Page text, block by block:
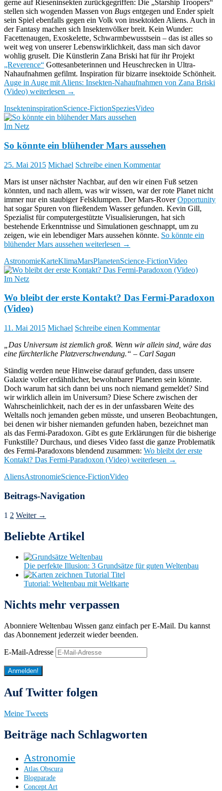
gerne auf Rieseninsekten zurückgegriffen: Die „Starship Troopers“
stellen sich wogenden Massen von Bugs entgegen und Ender spielt
sein Spiel ebenfalls gegen ein Volk von insektoiden Aliens. Auch in
der Fantasy machen sich Insektenvölker breit. Kein Wunder:
Facettenaugen, Exoskelette, Schwarmbewusstsein – das ist alles so
weit weg von unserer Lebenswirklichkeit, dass man sich davor
wohlig gruselt. Die Künstlerin Zana Briski hat für ihr Projekt
„Reverence“ Gottesanbeterinnen und Heuschrecken in Ultra-
Nahaufnahmen gefilmt. Inspiration für bizarre insektoide Schönheit.
Auge in Auge mit Aliens: Insekten-Nahaufnahmen von Zana Briski
(Video) weiterlesen →
InsekteninspirationScience-FictionSpeziesVideo
Im Netz
So könnte ein blühender Mars aussehen
25. Mai 2015 Michael Schreibe einen Kommentar
Mars ist unser nächster Nachbar, auf den wir einen Fuß setzen
könnten, und nach allem, was wir wissen, war der rote Planet nicht
immer nur ein staubiger Felsklumpen. Der Mars-RoverOpportunity
hat sogar Spuren von fließendem Wasser gefunden. Kevin Gill,
Spezialist für computergestützte Visualisierungen, hat sich
bestehende Erkenntnisse und Simulationen geschnappt, um zu
zeigen, wie ein lebendiger Mars aussehen könnte. So könnte ein
blühender Mars aussehen weiterlesen →
AstronomieKarteKlimaMarsPlanetenScience-FictionVideo
Im Netz
Wo bleibt der erste Kontakt? Das Fermi-Paradoxon
(Video)
11. Mai 2015 Michael Schreibe einen Kommentar
„Das Universum ist ziemlich groß. Wenn wir allein sind, wäre das
eine fürchterliche Platzverschwendung.“ – Carl Sagan
Ständig werden neue Hinweise darauf gefunden, dass unsere
Galaxie voller erdähnlicher, bewohnbarer Planeten sein könnte.
Doch warum hat sich dann bei uns noch niemand gemeldet? Sind
wir wirklich allein im Universum? Diese Schere zwischen der
Wahrscheinlichkeit, nach der es in der unfassbaren Weite des
Weltalls noch jemanden geben müsste, und unseren Beobachtungen,
bei denen wir bisher niemanden gefunden haben, bezeichnet man
als das Fermi-Paradoxon. Gibt es gute Erklärungen für die bisherige
Funkstille? Durchaus, und dieses Video fasst die ganze Problematik
des Fermi-Paradoxons blendend zusammen: Wo bleibt der erste
Kontakt? Das Fermi-Paradoxon (Video) weiterlesen →
AliensAstronomieScience-FictionVideo
Beitrags-Navigation
1 2 Weiter →
Beliebte Artikel
Die perfekte Illusion: 3 Grundsätze für guten Weltenbau
Tutorial: Weltenbau mit Weltkarte
Nichts mehr verpassen
Abonniere Weltenbau Wissen ganz einfach per E-Mail. Du kannst
das Abonnement jederzeit wieder beenden.
E-Mail-Adresse
Anmelden!
Auf Twitter folgen
Meine Tweets
Beiträge nach Schlagworten
Astronomie
Atlas Obscura
Blogparade
Concept Art